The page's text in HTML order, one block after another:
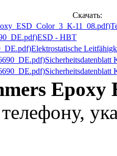
Скачать:
ESD - HBT
Elektrostatische
Sicherheitsdatenblatt
Sicherheitsdatenblatt
Epoxy